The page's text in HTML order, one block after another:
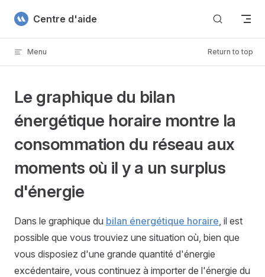
Skip to content
Centre d'aide
Menu Return to top
Le graphique du bilan
énergétique horaire montre la
consommation du réseau aux
moments où il y a un surplus
d'énergie
Dans le graphique du bilan énergétique horaire, il est
possible que vous trouviez une situation où, bien que
vous disposiez d'une grande quantité d'énergie
excédentaire, vous continuez à importer de l'énergie du